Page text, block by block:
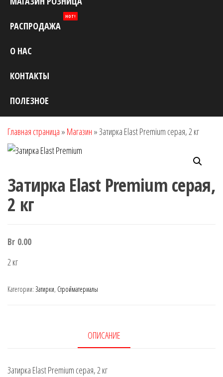
РАСПРОДАЖА
HOT!
О НАС
КОНТАКТЫ
ПОЛЕЗНОЕ
Главная страница » Магазин »Затирка Elast Premium серая, 2 кг
Затирка Elast Premium серая,
2 кг
Br 0.00
2 кг
Категории: Затирки, Стройматериалы
ОПИСАНИЕ
Затирка Elast Premium серая, 2 кг